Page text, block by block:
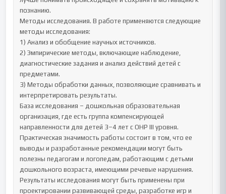
познанию.
Методы исследования. В работе применяются следующие
методы исследования:
1) Анализ и обобщение научных источников.
2) Эмпирические методы, включающие наблюдение,
диагностические задания и анализ действий детей с
предметами.
3) Методы обработки данных, позволяющие сравнивать и
интерпретировать результаты.
База исследования – дошкольная образовательная
организация, где есть группа компенсирующей
направленности для детей 3–4 лет с ОНР III уровня.
Практическая значимость работы состоит в том, что ее
выводы и разработанные рекомендации могут быть
полезны педагогам и логопедам, работающим с детьми
дошкольного возраста, имеющими речевые нарушения.
Результаты исследования могут быть применены при
проектировании развивающей среды, разработке игр и